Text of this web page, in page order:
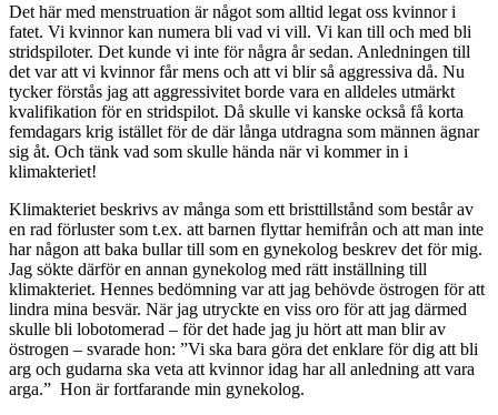
Det här med menstruation är något som alltid legat oss kvinnor i
fatet. Vi kvinnor kan numera bli vad vi vill. Vi kan till och med bli
stridspiloter. Det kunde vi inte för några år sedan. Anledningen till
det var att vi kvinnor får mens och att vi blir så aggressiva då. Nu
tycker förstås jag att aggressivitet borde vara en alldeles utmärkt
kvalifikation för en stridspilot. Då skulle vi kanske också få korta
femdagars krig istället för de där långa utdragna som männen ägnar
sig åt. Och tänk vad som skulle hända när vi kommer in i
klimakteriet!
Klimakteriet beskrivs av många som ett bristtillstånd som består av
en rad förluster som t.ex. att barnen flyttar hemifrån och att man inte
har någon att baka bullar till som en gynekolog beskrev det för mig.
Jag sökte därför en annan gynekolog med rätt inställning till
klimakteriet. Hennes bedömning var att jag behövde östrogen för att
lindra mina besvär. När jag utryckte en viss oro för att jag därmed
skulle bli lobotomerad – för det hade jag ju hört att man blir av
östrogen – svarade hon: ”Vi ska bara göra det enklare för dig att bli
arg och gudarna ska veta att kvinnor idag har all anledning att vara
arga.” Hon är fortfarande min gynekolog.